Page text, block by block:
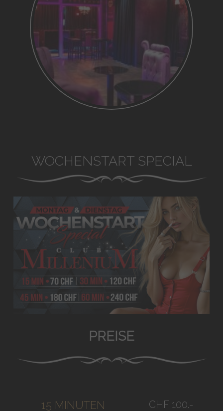
WOCHENSTART SPECIAL
PREISE
15 MINUTEN CHF 100.-